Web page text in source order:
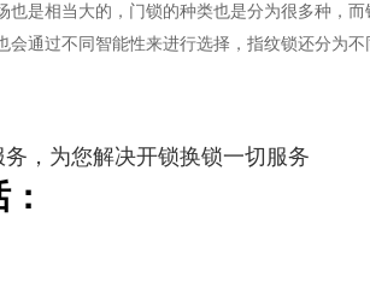
也是相当大的，门锁的种类也是分为很多种，
会通过不同智能性来进行选择，指纹锁还分为
务，为您解决开锁换锁一切服务